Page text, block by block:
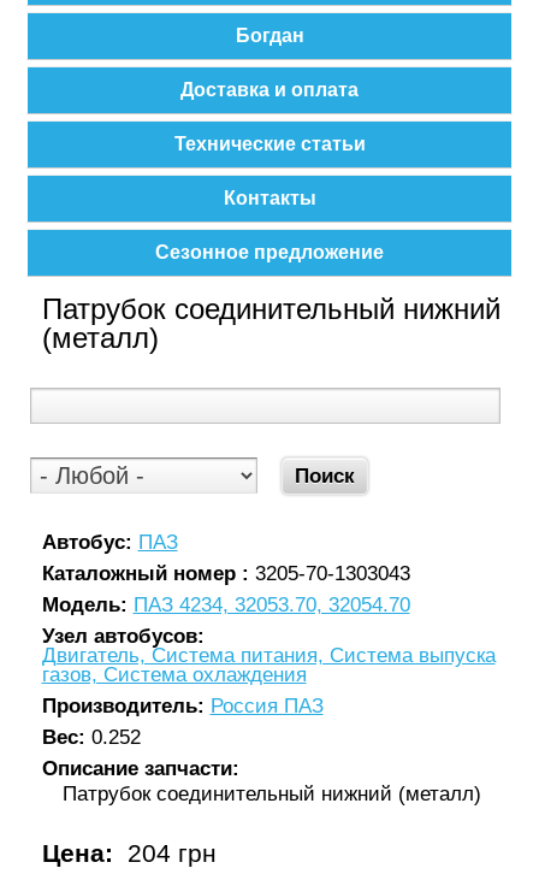
Богдан
Доставка и оплата
Технические статьи
Контакты
Сезонное предложение
Патрубок соединительный нижний
(металл)
Автобус: ПАЗ
Каталожный номер : 3205-70-1303043
Модель: ПАЗ 4234, 32053.70, 32054.70
Узел автобусов:
Двигатель, Система питания, Система выпуска
газов, Система охлаждения
Производитель: Россия ПАЗ
Вес: 0.252
Описание запчасти:
Патрубок соединительный нижний (металл)
Цена: 204 грн